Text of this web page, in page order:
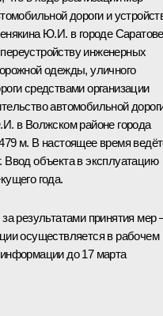
дороги и
Ю.И. в городе Саратове
инженерных
одежды, уличного
средствами организации
автомобильной
в Волжском районе города
м. В настоящее время
объекта в эксплуатацию
года.
результатами принятия мер
осуществляется в рабочем
до 17 марта